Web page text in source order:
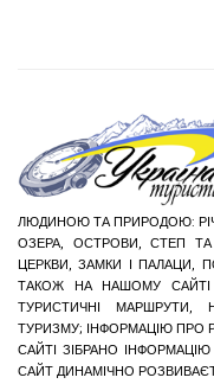
ЛЮДИНОЮ ТА ПРИРОДОЮ:
ОЗЕРА, ОСТРОВИ, СТЕП
ЦЕРКВИ, ЗАМКИ І ПАЛАЦИ,
ТАКОЖ НА НАШОМУ
ТУРИСТИЧНІ МАРШРУТИ,
ТУРИЗМУ; ІНФОРМАЦІЮ
САЙТІ ЗІБРАНО
САЙТ ДИНАМІЧНО